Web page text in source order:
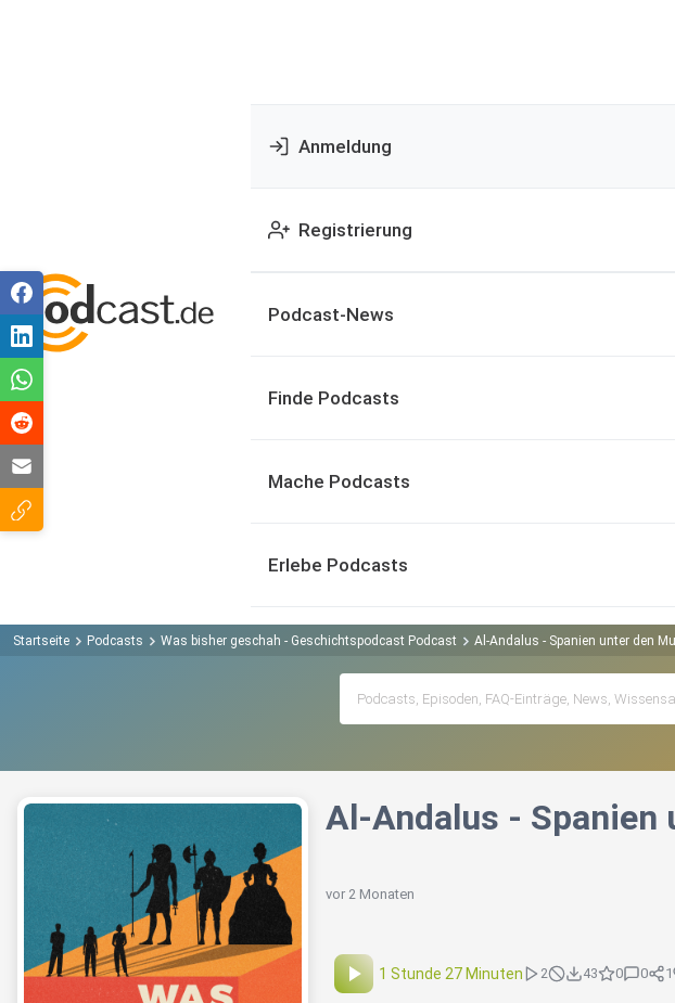
Anmeldung
Registrierung
Podcast-News
Finde Podcasts
Mache Podcasts
Erlebe Podcasts
Startseite Podcasts Was bisher geschah - Geschichtspodcast Podcast Al-Andalus - Spanien unter den
Al-Andalus - Spanien
vor 2 Monaten
1 Stunde 27 Minuten 2 43 0 0 1